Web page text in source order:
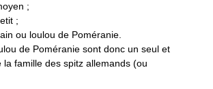
;
;
ou loulou de Poméranie.
de Poméranie sont donc un seul et
la famille des spitz allemands (ou